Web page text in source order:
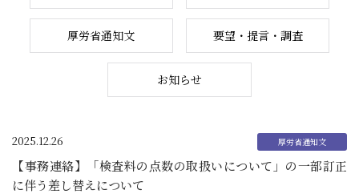
厚労省通知文 要望・提言・調査
お知らせ
2025.12.26
【事務連絡】「検査料の点数の取扱いについて」の一部訂正
に伴う差し替えについて